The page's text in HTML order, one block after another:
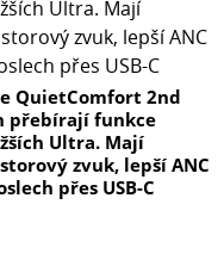
QuietComfort 2nd
přebírají funkce
Ultra. Mají
zvuk, lepší ANC
přes USB-C